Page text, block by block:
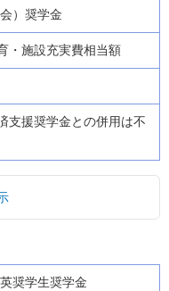
）奨学金
・施設充実費相当額
支援奨学金との併用は不
奨学生奨学金